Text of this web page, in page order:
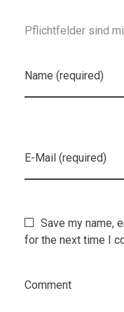
Pflichtfelder sind
Name (required)
E-Mail (required)
Save my name,
for the next time I
Comment